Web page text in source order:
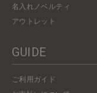
名入れノベルティ
アウトレット
GUIDE
ご利用ガイド